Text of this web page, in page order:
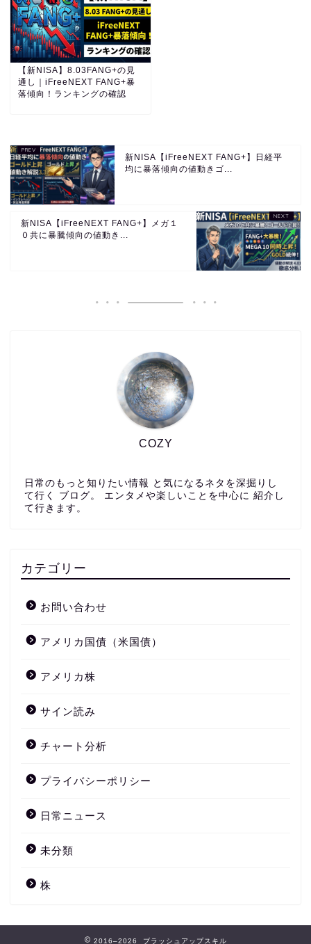
【新NISA】8.03FANG+の見
通し｜iFreeNEXT FANG+暴
落傾向！ランキングの確認
新NISA【iFreeNEXT FANG+】日経平
均に暴落傾向の値動きゴ...
新NISA【iFreeNEXT FANG+】メガ１
０共に暴騰傾向の値動き...
COZY
日常のもっと知りたい情報 と気になるネタを深掘りし
て行く ブログ。 エンタメや楽しいことを中心に 紹介し
て行きます。
カテゴリー
お問い合わせ
アメリカ国債（米国債）
アメリカ株
サイン読み
チャート分析
プライバシーポリシー
日常ニュース
未分類
株
2016–2026 ブラッシュアップスキル